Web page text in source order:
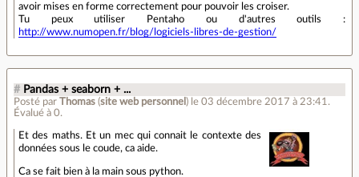
avoir mises en forme correctement pour pouvoir les croiser.
Tu peux utiliser Pentaho ou d'autres outils :
http://www.numopen.fr/blog/logiciels-libres-de-gestion/
# Pandas + seaborn + ...
Posté par Thomas (site web personnel ) le 03 décembre 2017 à 23:41 .
Évalué à 0.
Et des maths. Et un mec qui connait le contexte des
données sous le coude, ca aide.
Ca se fait bien à la main sous python.